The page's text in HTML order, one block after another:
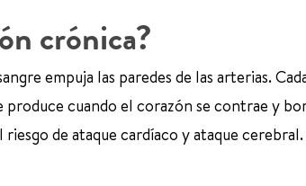
crónica?
empuja las paredes de las arterias.
produce cuando el corazón se contrae y
de ataque cardíaco y ataque